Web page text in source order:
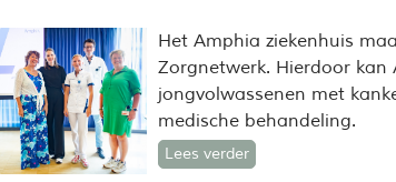
Het Amphia ziekenhuis
Zorgnetwerk. Hierdoor
jongvolwassenen met
medische behandeling.
Lees verder